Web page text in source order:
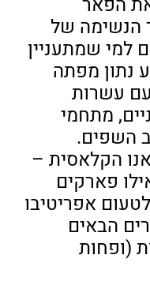
הנשימה של
למי שמתעניין
נתון מפתה
עשרות
מתחמי
השפים.
הקלאסית –
פארקים
אפריטיבו
הבאים
(ופחות